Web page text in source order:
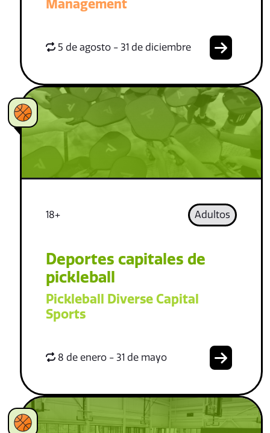
Management
5 de agosto - 31 de diciembre
18+ Adultos
Deportes capitales de
pickleball
Pickleball Diverse Capital
Sports
8 de enero - 31 de mayo